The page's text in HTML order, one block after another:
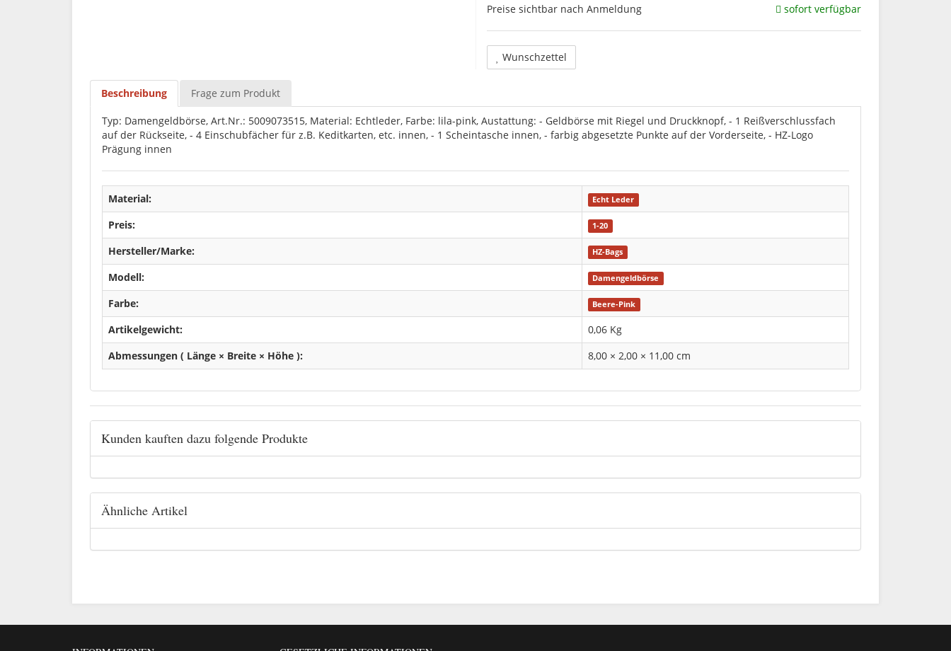
Preise sichtbar nach Anmeldung sofort verfügbar
Wunschzettel
Beschreibung Frage zum Produkt
Typ: Damengeldbörse, Art.Nr.: 5009073515, Material: Echtleder, Farbe: lila-pink, Austattung: - Geldbörse mit Riegel und Druckknopf, - 1 Reißverschlussfach
auf der Rückseite, - 4 Einschubfächer für z.B. Keditkarten, etc. innen, - 1 Scheintasche innen, - farbig abgesetzte Punkte auf der Vorderseite, - HZ-Logo
Prägung innen
Material: Echt Leder
Preis: 1-20
Hersteller/Marke: HZ-Bags
Modell: Damengeldbörse
Farbe: Beere-Pink
Artikelgewicht: 0,06 Kg
Abmessungen ( Länge × Breite × Höhe ):
8,00 × 2,00 × 11,00 cm
Kunden kauften dazu folgende Produkte
Ähnliche Artikel